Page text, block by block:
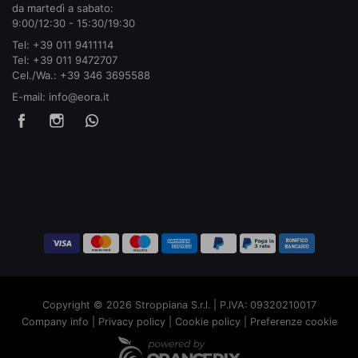
da martedì a sabato:
9:00/12:30 - 15:30/19:30
Tel: +39 011 9411114
Tel: +39 011 9472707
Cel./Wa.: +39 346 3695588
E-mail: info@eora.it
Copyright © 2026 Stroppiana S.r.l. | P.IVA: 09320210017
Company info
Privacy policy| Cookie policy| Preferenze cookie